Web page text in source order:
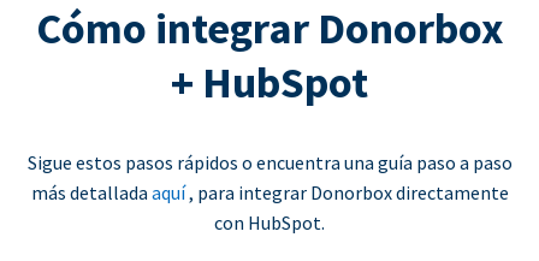
Cómo integrar Donorbox
+ HubSpot
Sigue estos pasos rápidos o encuentra una guía paso a paso
más detallada aquí, para integrar Donorbox directamente
con HubSpot.